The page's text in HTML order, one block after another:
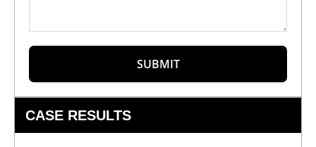
SUBMIT
CASE RESULTS